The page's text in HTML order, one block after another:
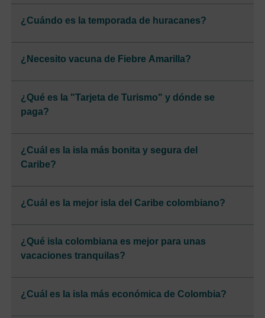
¿Cuándo es la temporada de huracanes?
¿Necesito vacuna de Fiebre Amarilla?
¿Qué es la "Tarjeta de Turismo" y dónde se
paga?
¿Cuál es la isla más bonita y segura del
Caribe?
¿Cuál es la mejor isla del Caribe colombiano?
¿Qué isla colombiana es mejor para unas
vacaciones tranquilas?
¿Cuál es la isla más económica de Colombia?